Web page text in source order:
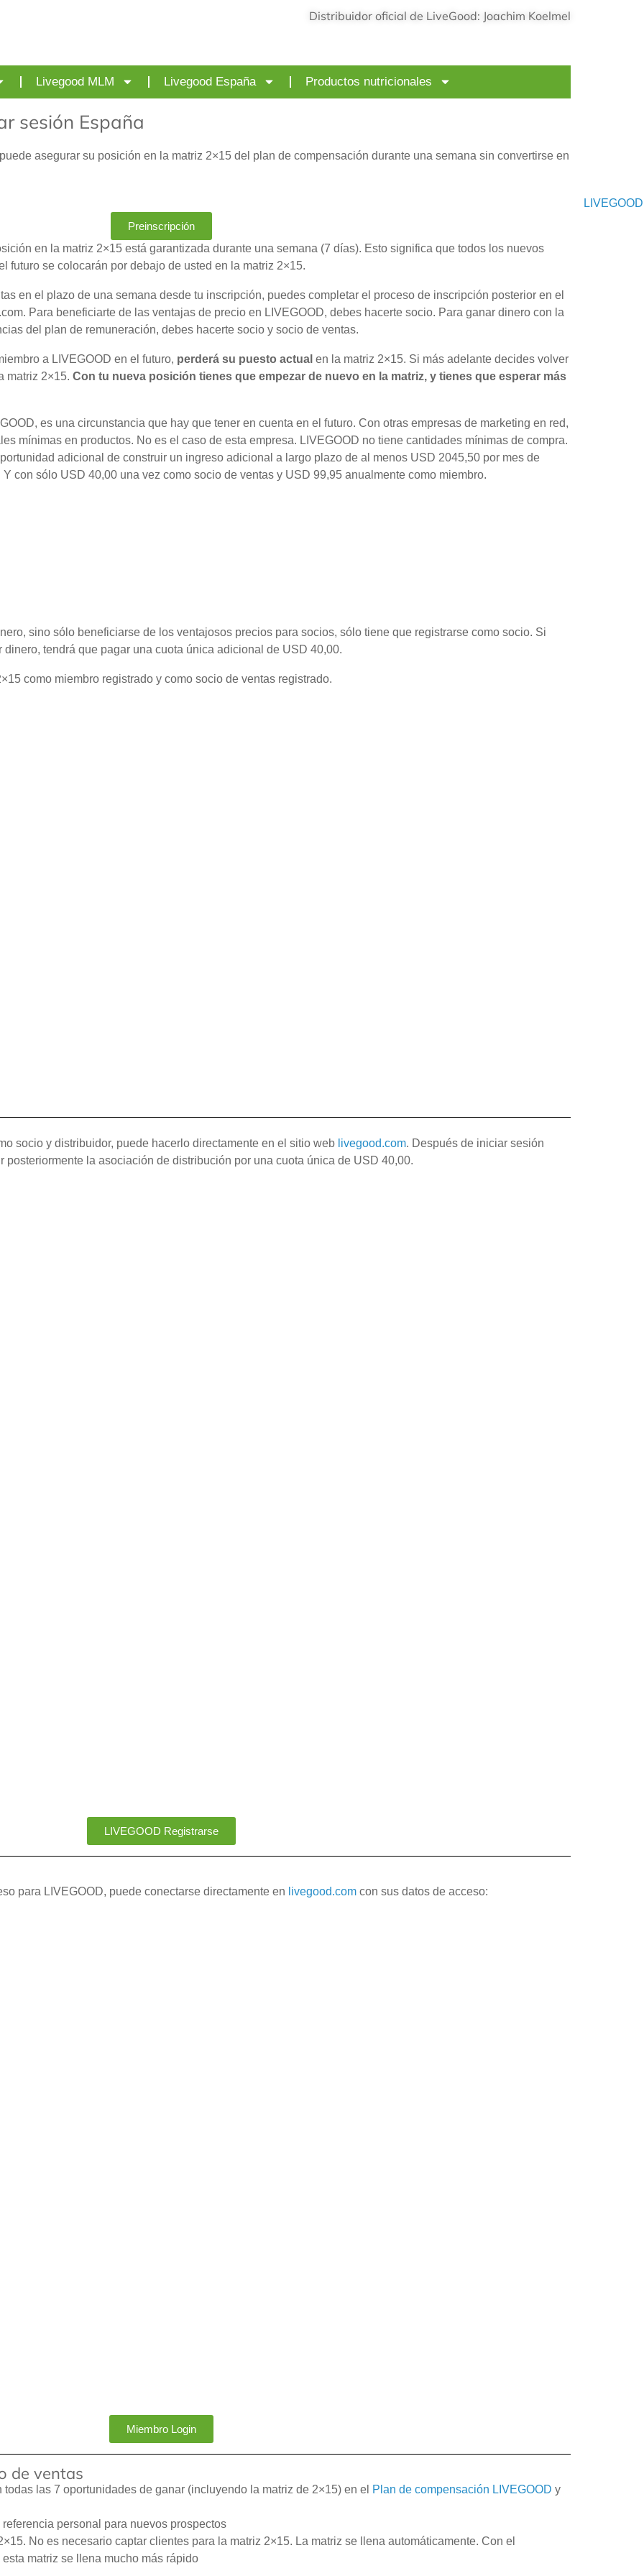
Distribuidor oficial de LiveGood: Joachim Koelmel
Livegood MLM Livegood España Productos nutricionales
sesión España
puede asegurar su posición en la matriz 2×15 del plan de compensación durante una semana sin convertirse en
Preinscripción
en la matriz 2×15 está garantizada durante una semana (7 días). Esto significa que todos los nuevos
futuro se colocarán por debajo de usted en la matriz 2×15.
en el plazo de una semana desde tu inscripción, puedes completar el proceso de inscripción posterior en el
Para beneficiarte de las ventajas de precio en LIVEGOOD, debes hacerte socio. Para ganar dinero con la
del plan de remuneración, debes hacerte socio y socio de ventas.
a LIVEGOOD en el futuro, perderá su puesto actual en la matriz 2×15. Si más adelante decides volver
matriz 2×15. Con tu nueva posición tienes que empezar de nuevo en la matriz, y tienes que esperar más
es una circunstancia que hay que tener en cuenta en el futuro. Con otras empresas de marketing en red,
mínimas en productos. No es el caso de esta empresa. LIVEGOOD no tiene cantidades mínimas de compra.
adicional de construir un ingreso adicional a largo plazo de al menos USD 2045,50 por mes de
con sólo USD 40,00 una vez como socio de ventas y USD 99,95 anualmente como miembro.
sino sólo beneficiarse de los ventajosos precios para socios, sólo tiene que registrarse como socio. Si
tendrá que pagar una cuota única adicional de USD 40,00.
como miembro registrado y como socio de ventas registrado.
socio y distribuidor, puede hacerlo directamente en el sitio web livegood.com. Después de iniciar sesión
la asociación de distribución por una cuota única de USD 40,00.
LIVEGOOD Registrarse
para LIVEGOOD, puede conectarse directamente en livegood.com con sus datos de acceso:
Miembro Login
de ventas
las 7 oportunidades de ganar (incluyendo la matriz de 2×15) en el Plan de compensación LIVEGOOD y
personal para nuevos prospectos
No es necesario captar clientes para la matriz 2×15. La matriz se llena automáticamente. Con el
matriz se llena mucho más rápido